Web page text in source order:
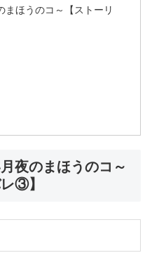
まほうのコ～【ストーリ
夜のまほうのコ～
③】